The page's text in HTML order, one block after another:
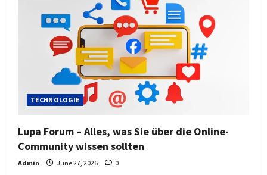
TECHNOLOGIE
Lupa Forum – Alles, was Sie über die Online-
Community wissen sollten
Admin June 27, 2026 0